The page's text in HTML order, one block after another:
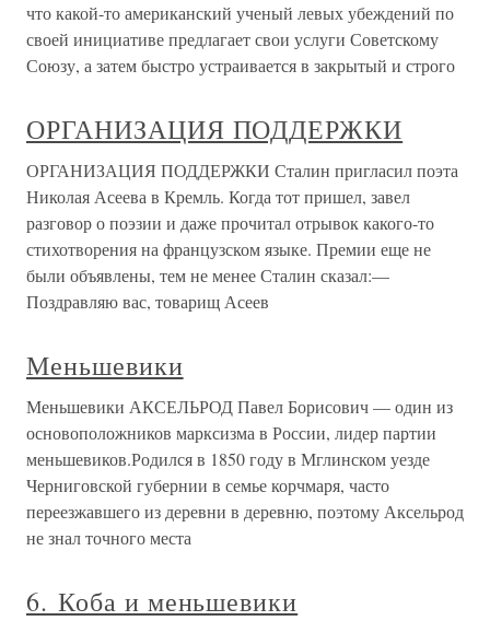
что какой-то американский ученый левых убеждений по
своей инициативе предлагает свои услуги Советскому
Союзу, а затем быстро устраивается в закрытый и строго
ОРГАНИЗАЦИЯ ПОДДЕРЖКИ
ОРГАНИЗАЦИЯ ПОДДЕРЖКИ Сталин пригласил поэта
Николая Асеева в Кремль. Когда тот пришел, завел
разговор о поэзии и даже прочитал отрывок какого-то
стихотворения на французском языке. Премии еще не
были объявлены, тем не менее Сталин сказал:—
Поздравляю вас, товарищ Асеев
Меньшевики
Меньшевики АКСЕЛЬРОД Павел Борисович — один из
основоположников марксизма в России, лидер партии
меньшевиков.Родился в 1850 году в Мглинском уезде
Черниговской губернии в семье корчмаря, часто
переезжавшего из деревни в деревню, поэтому Аксельрод
не знал точного места
6. Коба и меньшевики